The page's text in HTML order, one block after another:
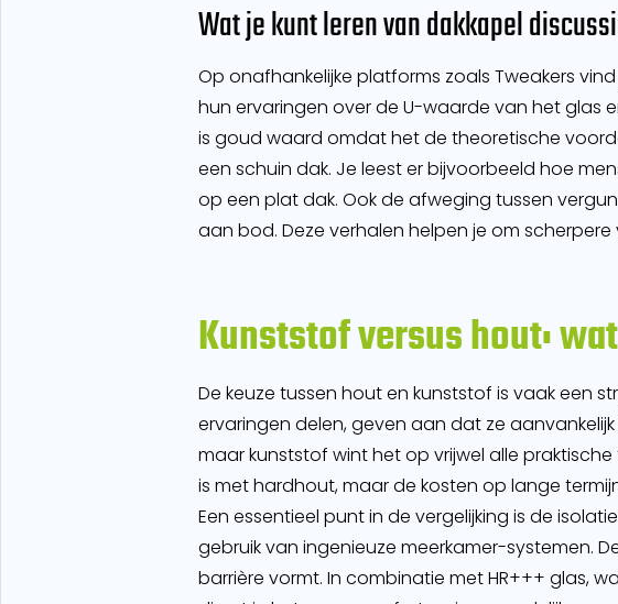
Wat je kunt leren van dakkapel
Op onafhankelijke platforms zoals Tweakers
hun ervaringen over de U-waarde van het glas
is goud waard omdat het de theoretische
een schuin dak. Je leest er bijvoorbeeld hoe
op een plat dak. Ook de afweging tussen
aan bod. Deze verhalen helpen je om
Kunststof versus hout:
De keuze tussen hout en kunststof is vaak een
ervaringen delen, geven aan dat ze
maar kunststof wint het op vrijwel alle
is met hardhout, maar de kosten op lange
Een essentieel punt in de vergelijking is de
gebruik van ingenieuze meerkamer-systemen.
barrière vormt. In combinatie met HR+++ glas,